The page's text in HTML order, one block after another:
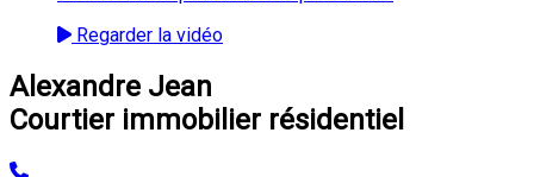
Regarder la vidéo
Alexandre Jean
Courtier immobilier résidentiel